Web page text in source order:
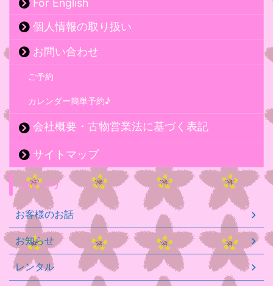
For English
個人情報の取り扱い
お問い合わせ
ご予約
カレンダー簡単予約♪
会社概要・古物営業法に基づく表記
サイトマップ
カテゴリ
お客様のお話
お知らせ
レンタル